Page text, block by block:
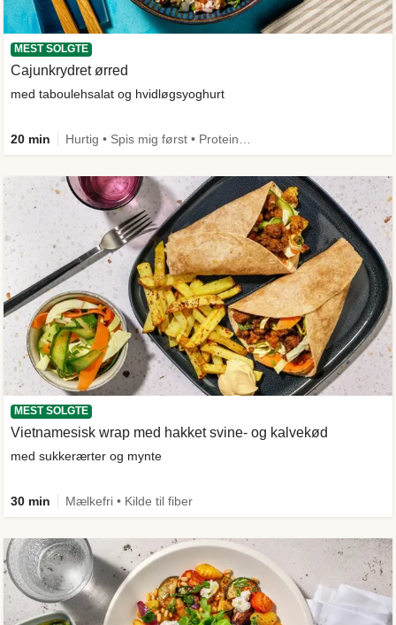
MEST SOLGTE
Cajunkrydret ørred
med taboulehsalat og hvidløgsyoghurt
20 min
MEST SOLGTE
Vietnamesisk wrap med hakket svine- og kalvekød
med sukkerærter og mynte
30 min Mælkefri • Kilde til fiber